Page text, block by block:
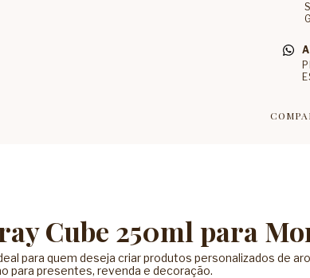
Cube 250ml para
para quem deseja criar produtos personalizados de
para presentes, revenda e decoração.